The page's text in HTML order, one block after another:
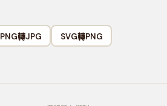
PNG轉JPG SVG轉PNG